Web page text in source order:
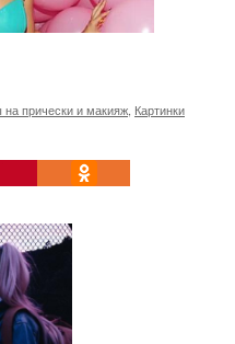
прически и макияж Картинки